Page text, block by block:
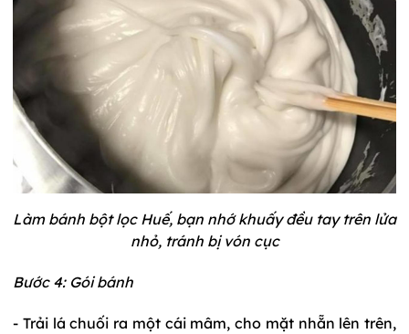
Làm bánh bột lọc Huế, bạn nhớ khuấy đều tay trên lửa
nhỏ, tránh bị vón cục
Bước 4: Gói bánh
- Trải lá chuối ra một cái mâm, cho mặt nhẵn lên trên,